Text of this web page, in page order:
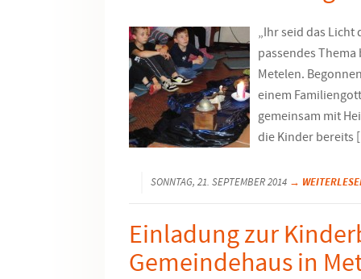
„Ihr seid das Licht
passendes
Metelen.
einem
gemeinsam mit
die Kinder bereits
SONNTAG, 21. SEPTEMBER 2014 →
Einladung zur
Gemeindehaus in